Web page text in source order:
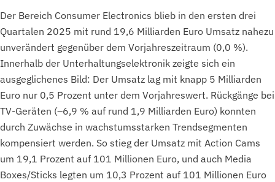
Der Bereich Consumer Electronics blieb in den ersten drei
Quartalen 2025 mit rund 19,6 Milliarden Euro Umsatz nahezu
unverändert gegenüber dem Vorjahreszeitraum (0,0 %).
Innerhalb der Unterhaltungselektronik zeigte sich ein
ausgeglichenes Bild: Der Umsatz lag mit knapp 5 Milliarden
Euro nur 0,5 Prozent unter dem Vorjahreswert. Rückgänge bei
TV-Geräten (–6,9 % auf rund 1,9 Milliarden Euro) konnten
durch Zuwächse in wachstumsstarken Trendsegmenten
kompensiert werden. So stieg der Umsatz mit Action Cams
um 19,1 Prozent auf 101 Millionen Euro, und auch Media
Boxes/Sticks legten um 10,3 Prozent auf 101 Millionen Euro